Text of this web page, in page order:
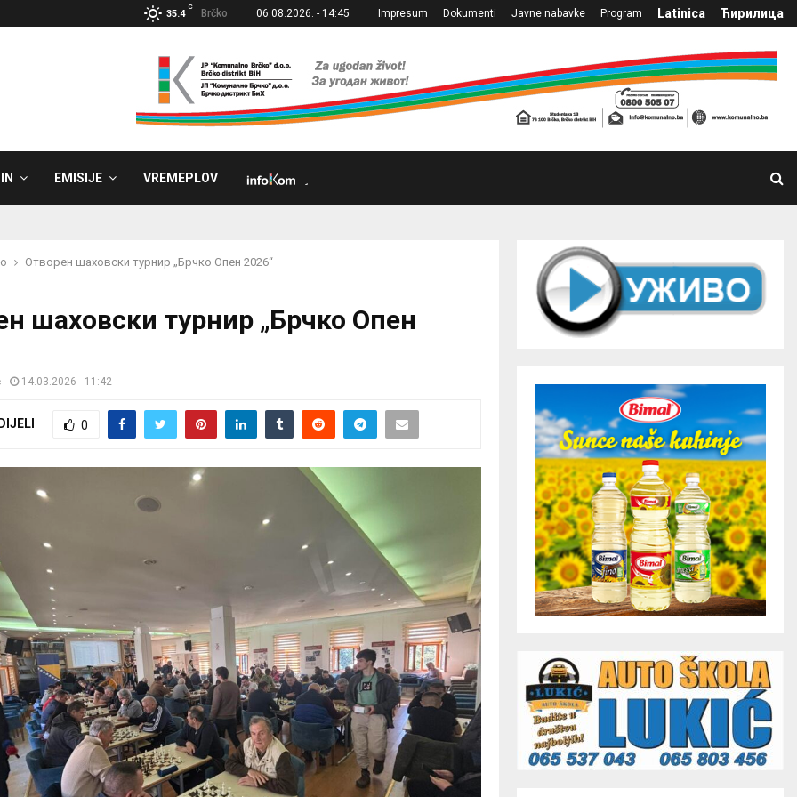
35.4
C
Brčko 06.08.2026. - 14:45 Impresum Dokumenti Javne nabavke Program Latinica Ћирилица
EMISIJE VREMEPLOV
Отворен шаховски турнир „Брчко Опен 2026“
шаховски турнир „Брчко Опен
14.03.2026 - 11:42
0